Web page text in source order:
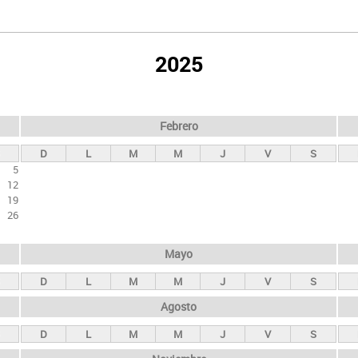
2025
5
12
19
26
Febrero
D L M M J V S
Mayo
D L M M J V S
Agosto
D L M M J V S